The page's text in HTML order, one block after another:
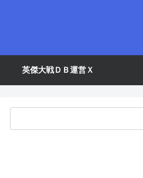
英傑大戦ＤＢ運営Ｘ